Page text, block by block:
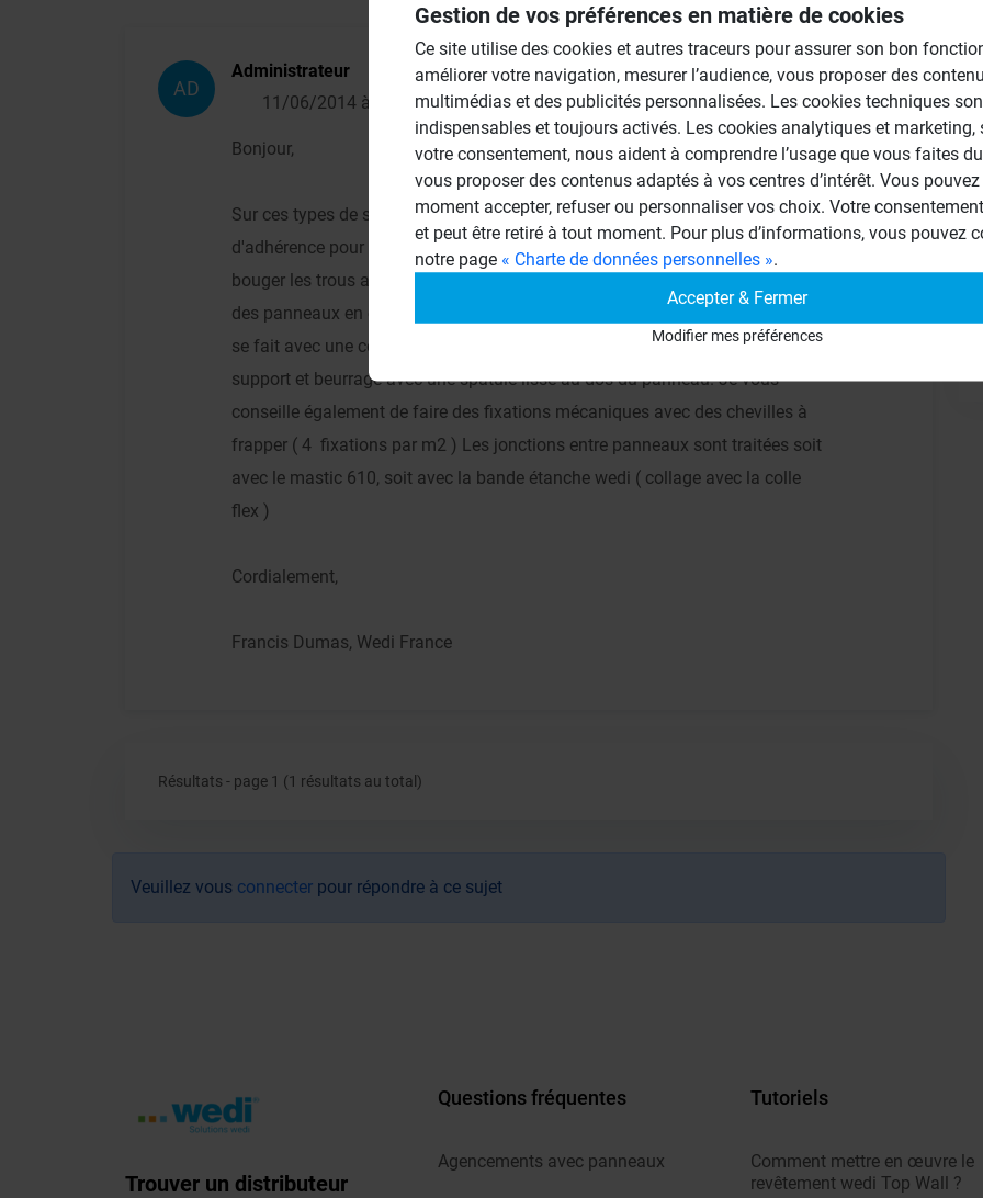
AD
Administrateur
11/06/2014 à 08h06
Bonjour,
Sur ces types de supports vous devez avant tout appliquer un primaire
d'adhérence pour supports poreux ( type Iboprim de Weber ) Il faut bien sur
bouger les trous avant l'application du primaire. Je vous conseille d'utiliser
des panneaux en épaisseur 10 mm ( dimensions : 250 x 60 cm ) le collage
se fait avec une colle flex type weber col flex ( peigne cranté de 10 mm sur le
support et beurrage avec une spatule lisse au dos du panneau. Je vous
conseille également de faire des fixations mécaniques avec des chevilles à
frapper ( 4 fixations par m2 ) Les jonctions entre panneaux sont traitées soit
avec le mastic 610, soit avec la bande étanche wedi ( collage avec la colle
flex )
Cordialement,
Francis Dumas, Wedi France
Résultats - page 1 (1 résultats au total)
Veuillez vous connecter pour répondre à ce sujet
Trouver un distributeur
Questions fréquentes
Agencements avec panneaux
Tutoriels
Comment mettre en œuvre le
revêtement wedi Top Wall ?
Gestion de vos préférences en matière de cookies
Ce site utilise des cookies et autres traceurs pour assurer son bon
améliorer votre navigation, mesurer l’audience, vous proposer des
multimédias et des publicités personnalisées. Les cookies techniques
indispensables et toujours activés. Les cookies analytiques et marketing,
votre consentement, nous aident à comprendre l’usage que vous faites
vous proposer des contenus adaptés à vos centres d’intérêt. Vous
moment accepter, refuser ou personnaliser vos choix. Votre
et peut être retiré à tout moment. Pour plus d’informations, vous pouvez
notre page « Charte de données personnelles ».
Accepter & Fermer
Modifier mes préférences